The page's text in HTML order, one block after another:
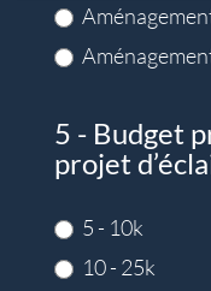
5 - Budget
projet
5 - 10k
10 - 25k